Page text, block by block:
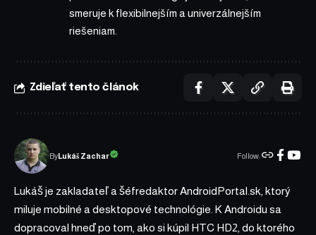
smeruje k flexibilnejším a univerzálnejším
riešeniam.
Zdieľať tento článok
ByLukáš Zachar Follow:
Lukáš je zakladateľ a šéfredaktor AndroidPortal.sk, ktorý
miluje mobilné a desktopové technológie. K Androidu sa
dopracoval hneď po tom, ako si kúpil HTC HD2, do ktorého